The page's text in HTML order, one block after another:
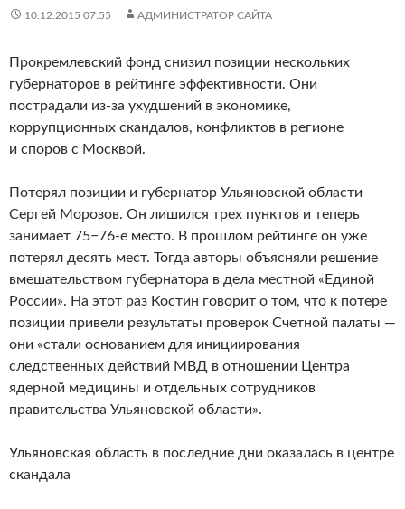
10.12.2015 07:55 АДМИНИСТРАТОР САЙТА
Прокремлевский фонд снизил позиции нескольких
губернаторов в рейтинге эффективности. Они
пострадали из-за ухудшений в экономике,
коррупционных скандалов, конфликтов в регионе
и споров с Москвой.
Потерял позиции и губернатор Ульяновской области
Сергей Морозов. Он лишился трех пунктов и теперь
занимает 75−76-е место. В прошлом рейтинге он уже
потерял десять мест. Тогда авторы объясняли решение
вмешательством губернатора в дела местной «Единой
России». На этот раз Костин говорит о том, что к потере
позиции привели результаты проверок Счетной палаты —
они «стали основанием для инициирования
следственных действий МВД в отношении Центра
ядерной медицины и отдельных сотрудников
правительства Ульяновской области».
Ульяновская область в последние дни оказалась в центре
скандала